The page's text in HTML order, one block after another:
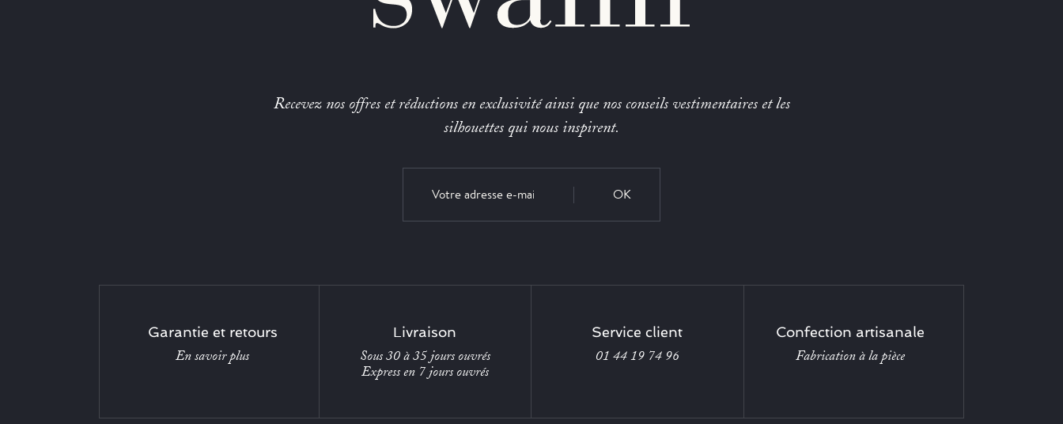
Recevez nos offres et réductions en exclusivité ainsi que nos conseils vestimentaires et les
silhouettes qui nous inspirent.
OK
Garantie et retours
En savoir plus
Livraison
Sous 30 à 35 jours ouvrés
Express en 7 jours ouvrés
Service client
01 44 19 74 96
Confection artisanale
Fabrication à la pièce